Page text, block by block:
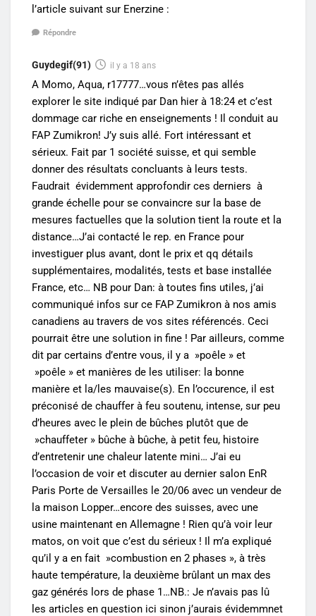
l’article suivant sur Enerzine :
Répondre
Guydegif(91) il y a 18 ans
A Momo, Aqua, r17777…vous n’êtes pas allés
explorer le site indiqué par Dan hier à 18:24 et c’est
dommage car riche en enseignements ! Il conduit au
FAP Zumikron! J’y suis allé. Fort intéressant et
sérieux. Fait par 1 société suisse, et qui semble
donner des résultats concluants à leurs tests.
Faudrait évidemment approfondir ces derniers à
grande échelle pour se convaincre sur la base de
mesures factuelles que la solution tient la route et la
distance…J’ai contacté le rep. en France pour
investiguer plus avant, dont le prix et qq détails
supplémentaires, modalités, tests et base installée
France, etc… NB pour Dan: à toutes fins utiles, j’ai
communiqué infos sur ce FAP Zumikron à nos amis
canadiens au travers de vos sites référencés. Ceci
pourrait être une solution in fine ! Par ailleurs, comme
dit par certains d’entre vous, il y a »poêle » et
»poêle » et manières de les utiliser: la bonne
manière et la/les mauvaise(s). En l’occurence, il est
préconisé de chauffer à feu soutenu, intense, sur peu
d’heures avec le plein de bûches plutôt que de
»chauffeter » bûche à bûche, à petit feu, histoire
d’entretenir une chaleur latente mini… J’ai eu
l’occasion de voir et discuter au dernier salon EnR
Paris Porte de Versailles le 20/06 avec un vendeur de
la maison Lopper…encore des suisses, avec une
usine maintenant en Allemagne ! Rien qu’à voir leur
matos, on voit que c’est du sérieux ! Il m’a expliqué
qu’il y a en fait »combustion en 2 phases », à très
haute température, la deuxième brûlant un max des
gaz générés lors de phase 1…NB.: Je n’avais pas lû
les articles en question ici sinon j’aurais évidemmnet